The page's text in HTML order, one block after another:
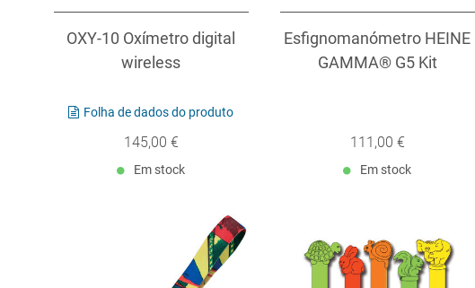
OXY-10 Oxímetro digital
wireless
Folha de dados do produto
145,00 €
Em stock
Esfignomanómetro HEINE
GAMMA® G5 Kit
111,00 €
Em stock